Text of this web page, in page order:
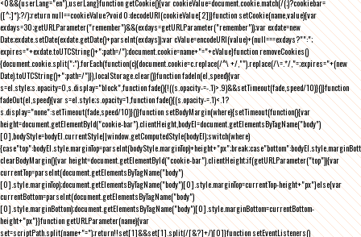
<0&&(userLang="en"),userLang}function getCookie(){var cookieValue=document.cookie.match(/(;)?cookiebar=
([^;]*);?/);return null==cookieValue?void 0:decodeURI(cookieValue[2])}function setCookie(name,value){var
exdays=30;getURLParameter("remember")&&(exdays=getURLParameter("remember"));var exdate=new
Date;exdate.setDate(exdate.getDate()+parseInt(exdays));var cValue=encodeURI(value)+(null===exdays?"":";
expires="+exdate.toUTCString()+";path=/");document.cookie=name+"="+cValue}function removeCookies()
{document.cookie.split(";").forEach(function(c){document.cookie=c.replace(/^\ +/,"").replace(/\=.*/,"=;expires="+(new
Date).toUTCString()+";path=/")}),localStorage.clear()}function fadeIn(el,speed){var
s=el.style;s.opacity=0,s.display="block",function fade(){!((s.opacity-=-.1)>.9)&&setTimeout(fade,speed/10)}()}function
fadeOut(el,speed){var s=el.style;s.opacity=1,function fade(){(s.opacity-=.1)<.1?
s.display="none":setTimeout(fade,speed/10)}()}function setBodyMargin(where){setTimeout(function(){var
height=document.getElementById("cookie-bar").clientHeight,bodyEl=document.getElementsByTagName("body")
[0],bodyStyle=bodyEl.currentStyle||window.getComputedStyle(bodyEl);switch(where)
clearBodyMargin(){var height=document.getElementById("cookie-bar").clientHeight;if(getURLParameter("top")){var
currentTop=parseInt(document.getElementsByTagName("body")
[0].style.marginTop);document.getElementsByTagName("body")[0].style.marginTop=currentTop-height+"px"}else{var
currentBottom=parseInt(document.getElementsByTagName("body")
[0].style.marginBottom);document.getElementsByTagName("body")[0].style.marginBottom=currentBottom-
height+"px"}}function getURLParameter(name){var
set=scriptPath.split(name+"=");return!!set[1]&&set[1].split(/[&?]+/)[0]}function setEventListeners()